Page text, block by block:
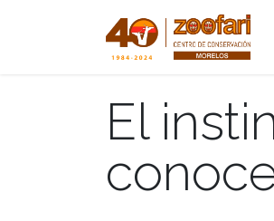
El